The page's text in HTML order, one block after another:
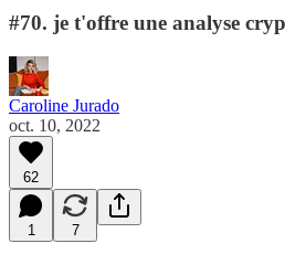
#70. je t'offre une analyse
Caroline Jurado
oct. 10, 2022
62
1 7